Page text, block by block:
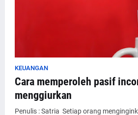
KEUANGAN
Cara memperoleh pasif
menggiurkan
Penulis : Satria Setiap orang